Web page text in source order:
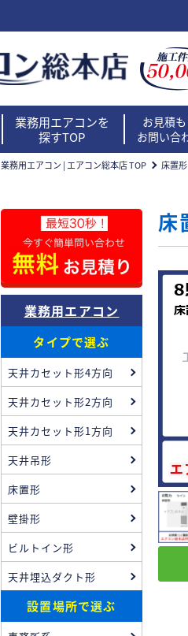
業務用エアコンを
探すTOP
お見積も
お問い合
業務用エアコン | エアコン総本店 TOP 床置形
床
業務用エアコン
タイプで選ぶ
天井カセット形4方向
天井カセット形2方向
天井カセット形1方向
天井吊形
床置形
壁掛形
ビルトイン形
天井埋込ダクト形
設置場所で選ぶ